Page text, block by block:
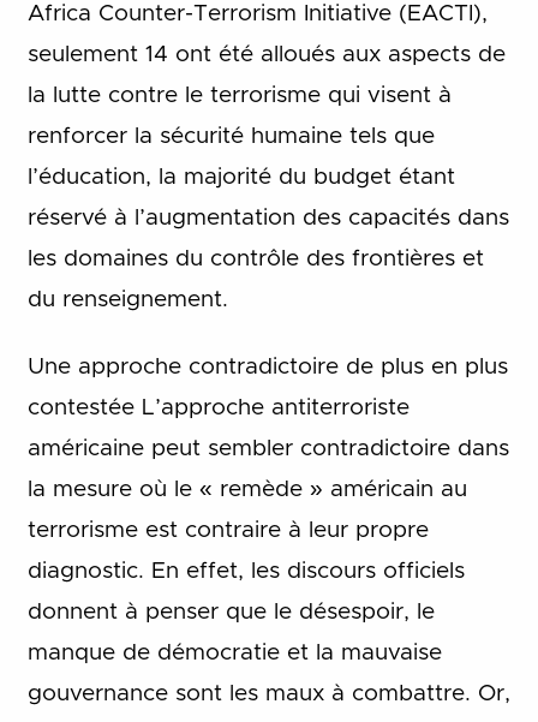
Africa Counter-Terrorism Initiative (EACTI),
seulement 14 ont été alloués aux aspects de
la lutte contre le terrorisme qui visent à
renforcer la sécurité humaine tels que
l’éducation, la majorité du budget étant
réservé à l’augmentation des capacités dans
les domaines du contrôle des frontières et
du renseignement.
Une approche contradictoire de plus en plus
contestée L’approche antiterroriste
américaine peut sembler contradictoire dans
la mesure où le « remède » américain au
terrorisme est contraire à leur propre
diagnostic. En effet, les discours officiels
donnent à penser que le désespoir, le
manque de démocratie et la mauvaise
gouvernance sont les maux à combattre. Or,